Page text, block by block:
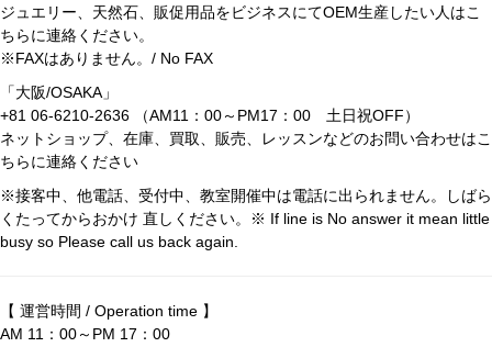
ジュエリー、天然石、販促用品をビジネスにてOEM生産したい人はこ
ちらに連絡ください。
※FAXはありません。/ No FAX
「大阪/OSAKA」
+81 06-6210-2636 （AM11：00～PM17：00 土日祝OFF）
ネットショップ、在庫、買取、販売、レッスンなどのお問い合わせはこ
ちらに連絡ください
※接客中、他電話、受付中、教室開催中は電話に出られません。しばら
くたってからおかけ 直しください。※ If line is No answer it mean little
busy so Please call us back again.
【 運営時間 / Operation time 】
AM 11：00～PM 17：00